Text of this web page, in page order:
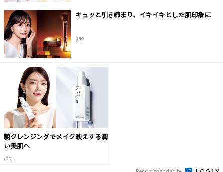
キュッと引き締まり、イキイキとした肌印象に
(PR)
朝クレンジングでメイク映えする潤
い美肌へ
(PR)
Recommended by